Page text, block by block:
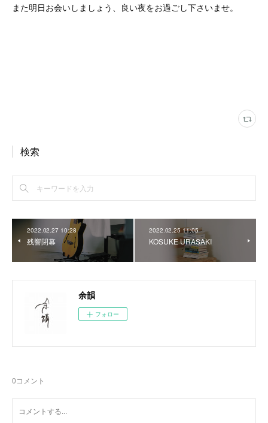
また明日お会いしましょう、良い夜をお過ごし下さいませ。
検索
2022.02.27 10:28
残響閉幕
2022.02.25 11:05
KOSUKE URASAKI
余韻
フォロー
0コメント